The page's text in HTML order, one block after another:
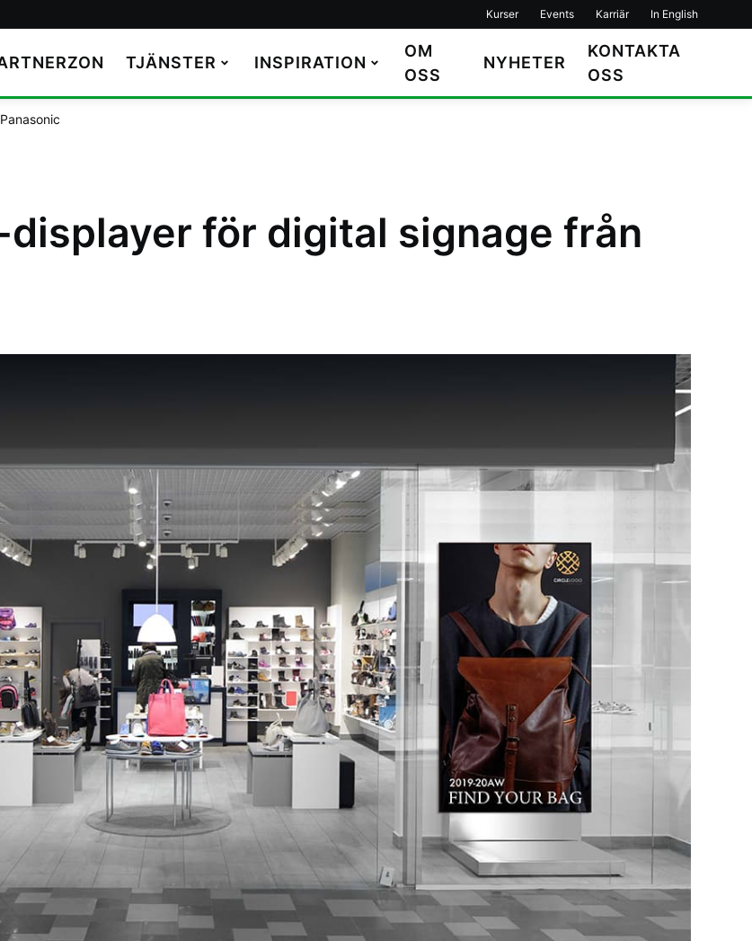
Kurser Events Karriär In English
TJÄNSTER INSPIRATION
OM
OSS
NYHETER
KONTAKTA
OSS
för digital signage från